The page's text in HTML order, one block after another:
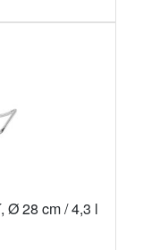
Ø 28 cm / 4,3 l